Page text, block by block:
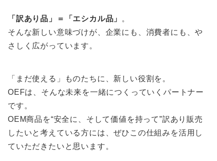
「訳あり品」＝「エシカル品」
。
そんな新しい意味づけが、企業にも、消費者にも、や
さしく広がっています。
「まだ使える」ものたちに、新しい役割を。
OEFは、そんな未来を一緒につくっていくパートナー
です。
OEM商品を“安全に、そして価値を持って”訳あり販売
したいと考えている方には、ぜひこの仕組みを活用し
ていただきたいと思います。